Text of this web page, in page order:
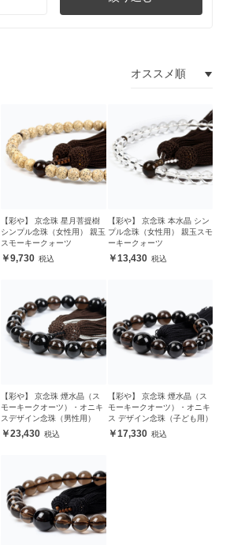
【彩や】 京念珠 星月菩提樹
シンプル念珠（女性用） 親玉
スモーキークォーツ
9,730
【彩や】 京念珠 本水晶 シン
プル念珠（女性用） 親玉スモ
ーキークォーツ
13,430
【彩や】 京念珠 煙水晶（ス
モーキークオーツ）・オニキ
スデザイン念珠（男性用）
23,430
【彩や】 京念珠 煙水晶（ス
モーキークオーツ）・オニキ
ス デザイン念珠（子ども用）
17,330